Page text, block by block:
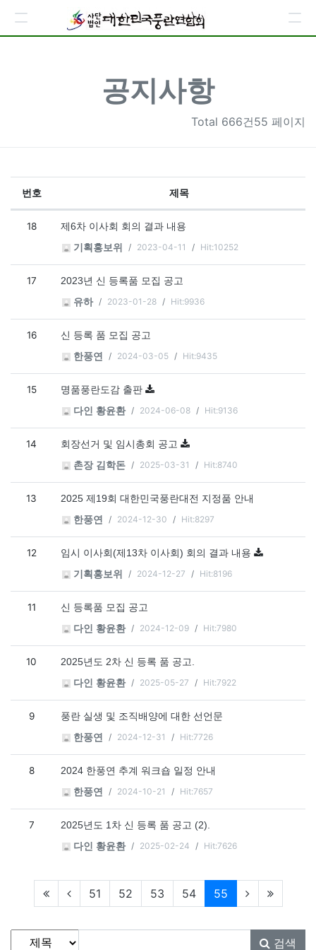
공지사항
Total 666건55 페이지
번호 제목
18
제6차 이사회 회의 결과 내용
기획홍보위
2023-04-11 Hit:10252
17
2023년 신 등록품 모집 공고
유하
2023-01-28 Hit:9936
16
신 등록 품 모집 공고
한풍연
2024-03-05 Hit:9435
15
명품풍란도감 출판
다인 황윤환
2024-06-08 Hit:9136
14
회장선거 및 임시총회 공고
촌장 김학돈
2025-03-31 Hit:8740
13
2025 제19회 대한민국풍란대전 지정품 안내
한풍연
2024-12-30 Hit:8297
12
임시 이사회(제13차 이사회) 회의 결과 내용
기획홍보위
2024-12-27 Hit:8196
11
신 등록품 모집 공고
다인 황윤환
2024-12-09 Hit:7980
10
2025년도 2차 신 등록 품 공고.
다인 황윤환
2025-05-27 Hit:7922
9
풍란 실생 및 조직배양에 대한 선언문
한풍연
2024-12-31 Hit:7726
8
2024 한풍연 추계 워크숍 일정 안내
한풍연
2024-10-21 Hit:7657
7
2025년도 1차 신 등록 품 공고 (2).
다인 황윤환
2025-02-24 Hit:7626
51 52 53 54 55현재페이지
게시물 검색
검색대상
검색어필수 검색